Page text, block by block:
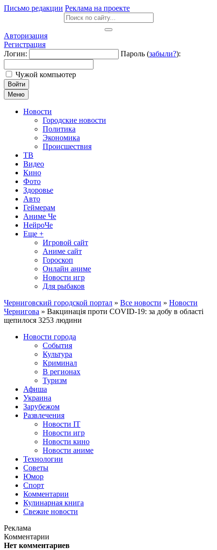
Письмо редакции Реклама на проекте
Авторизация
Регистрация
Логин:
Пароль (забыли?):
Чужой компьютер
Войти
Меню
Новости
Городские новости
Политика
Экономика
Происшествия
ТВ
Видео
Кино
Фото
Здоровье
Авто
Геймерам
Аниме Че
НейроЧе
Еще +
Игровой сайт
Аниме сайт
Гороскоп
Онлайн аниме
Новости игр
Для рыбаков
Черниговский городской портал » Все новости » Новости
Чернигова » Вакцинація проти COVID-19: за добу в області
щепилося 3253 людини
Новости города
События
Культура
Криминал
В регионах
Туризм
Афиша
Украина
Зарубежом
Развлечения
Новости IT
Новости игр
Новости кино
Новости аниме
Технологии
Советы
Юмор
Спорт
Комментарии
Кулинарная книга
Свежие новости
Реклама
Комментарии
Нет комментариев